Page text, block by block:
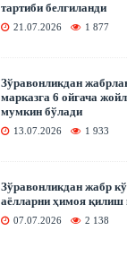
тартиби белгиланди
21.07.2026 1 877
Зўравонликдан
марказга 6 ойгача
мумкин бўлади
13.07.2026 1 933
Зўравонликдан жабр
аёлларни ҳимоя қилиш
07.07.2026 2 138